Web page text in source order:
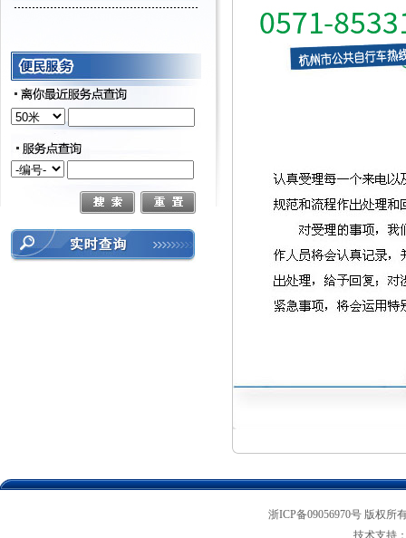
浙ICP备09056970号 版权所
技术支持